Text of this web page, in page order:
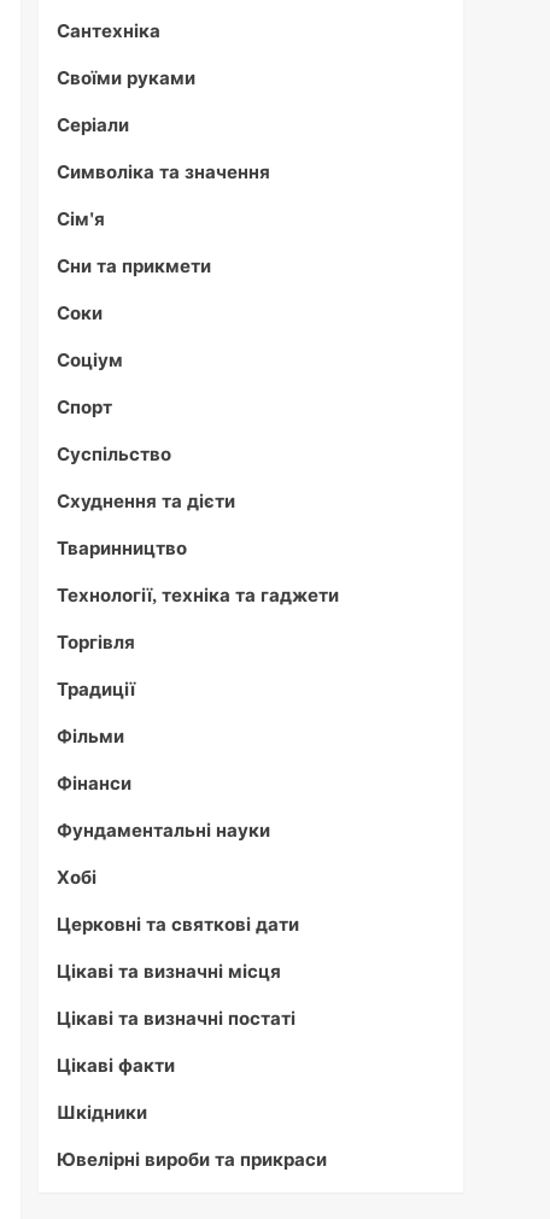
Сантехніка
Своїми руками
Серіали
Символіка та значення
Сім'я
Сни та прикмети
Соки
Соціум
Спорт
Суспільство
Схуднення та дієти
Тваринництво
Технології, техніка та гаджети
Торгівля
Традиції
Фільми
Фінанси
Фундаментальні науки
Хобі
Церковні та святкові дати
Цікаві та визначні місця
Цікаві та визначні постаті
Цікаві факти
Шкідники
Ювелірні вироби та прикраси